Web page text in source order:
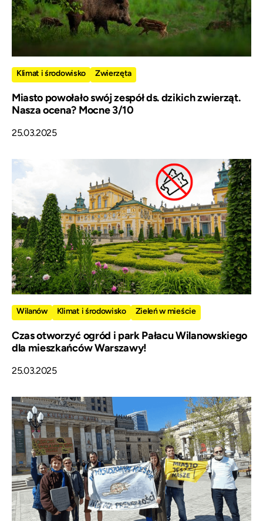
Klimat i środowisko Zwierzęta
Miasto powołało swój zespół ds. dzikich zwierząt.
Nasza ocena? Mocne 3/10
25.03.2025
Wilanów Klimat i środowisko Zieleń w mieście
Czas otworzyć ogród i park Pałacu Wilanowskiego
dla mieszkańców Warszawy!
25.03.2025